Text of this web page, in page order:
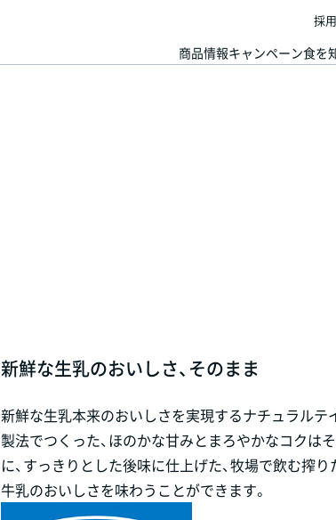
商品情報キャンペーン食を
採
新鮮な生乳のおいしさ、そのまま
新鮮な生乳本来のおいしさを実現するナチュラルテ
製法でつくった、ほのかな甘みとまろやかなコクは
に、すっきりとした後味に仕上げた、牧場で飲む搾り
牛乳のおいしさを味わうことができます。